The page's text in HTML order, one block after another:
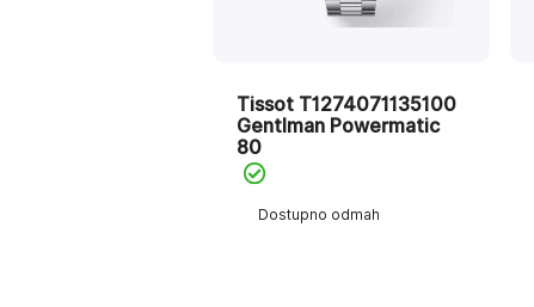
Dostupno odmah
Tissot T1274071135100
Gentlman Powermatic
80